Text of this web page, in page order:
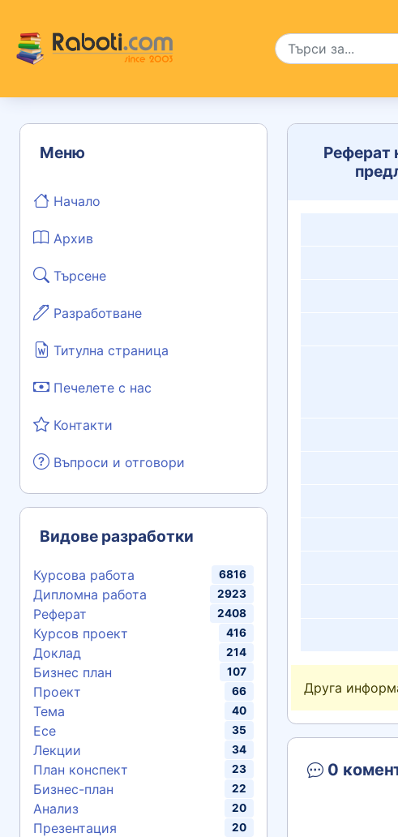
Меню
Начало
Архив
Търсене
Разработване
Титулна страница
Печелете с нас
Контакти
Въпроси и отговори
Видове разработки
Курсова работа 6816
Дипломна работа 2923
Реферат 2408
Курсов проект 416
Доклад 214
Бизнес план 107
Проект 66
Тема 40
Есе 35
Лекции 34
План конспект 23
Бизнес-план 22
Анализ 20
Презентация 20
Реферат
Друга
0